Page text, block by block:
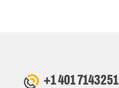
+1 401 7143251